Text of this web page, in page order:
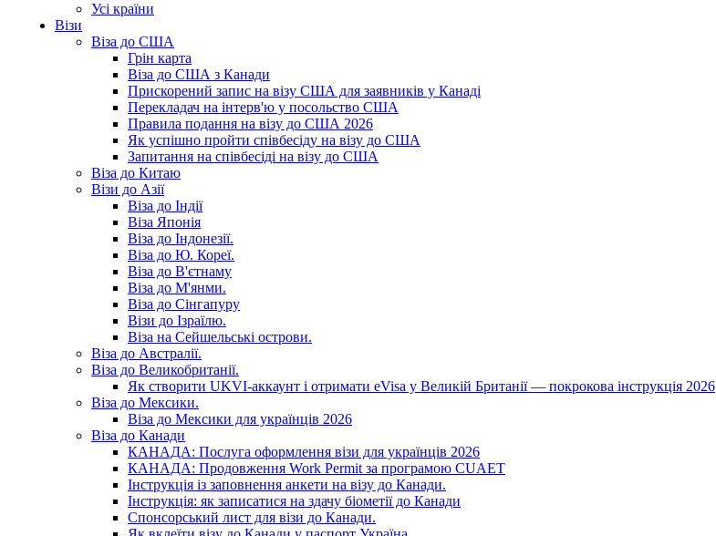
Усі країни
Візи
Віза до США
Грін карта
Віза до США з Канади
Прискорений запис на візу США для заявників у Канаді
Перекладач на інтерв'ю у посольство США
Правила подання на візу до США 2026
Як успішно пройти співбесіду на візу до США
Запитання на співбесіді на візу до США
Віза до Китаю
Візи до Азії
Віза до Індії
Віза Японія
Віза до Індонезії.
Віза до Ю. Кореї.
Віза до В'єтнаму
Віза до М'янми.
Віза до Сінгапуру
Візи до Ізраїлю.
Віза на Сейшельські острови.
Віза до Австралії.
Віза до Великобританії.
Як створити UKVI-аккаунт і отримати eVisa у Великій Британії — покрокова інструкція 2026
Віза до Мексики.
Віза до Мексики для українців 2026
Віза до Канади
КАНАДА: Послуга оформлення візи для українців 2026
КАНАДА: Продовження Work Permit за програмою CUAET
Інструкція із заповнення анкети на візу до Канади.
Інструкція: як записатися на здачу біометії до Канади
Спонсорський лист для візи до Канади.